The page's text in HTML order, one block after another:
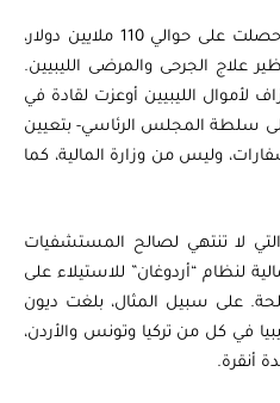
كما ظهر في مرة ثالثة أن تركيا حصلت على حوالي 110 ملايين دولار،
علاج الجرحى والمرضى الليبيين.
لأموال الليبيين أوعزت لقادة في
سلطة المجلس الرئاسي- بتعيين
وليس من وزارة المالية، كما
لا تنتهي لصالح المستشفيات
لنظام “أردوغان” للاستيلاء على
على سبيل المثال، بلغت ديون
في كل من تركيا وتونس والأردن،